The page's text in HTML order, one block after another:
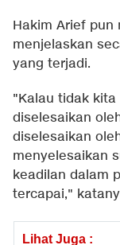
Hakim Arief pun
menjelaskan
yang terjadi.
"Kalau tidak
diselesaikan
diselesaikan
menyelesaikan
keadilan dalam
tercapai,"
Lihat Juga :